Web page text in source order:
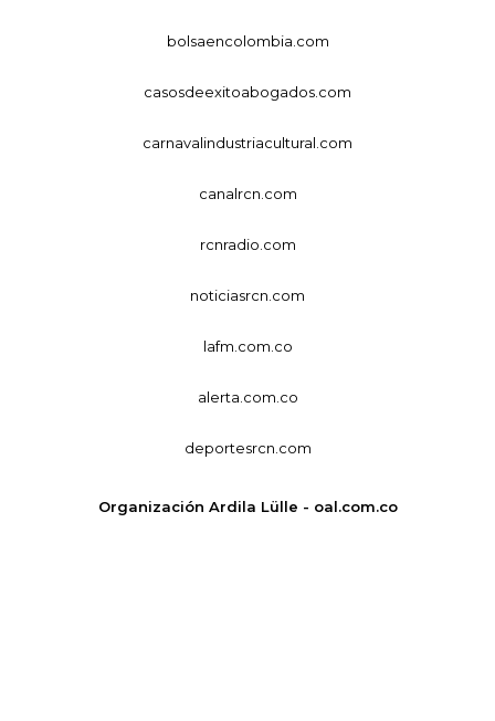
bolsaencolombia.com
casosdeexitoabogados.com
carnavalindustriacultural.com
canalrcn.com
rcnradio.com
noticiasrcn.com
lafm.com.co
alerta.com.co
deportesrcn.com
Organización Ardila Lülle - oal.com.co